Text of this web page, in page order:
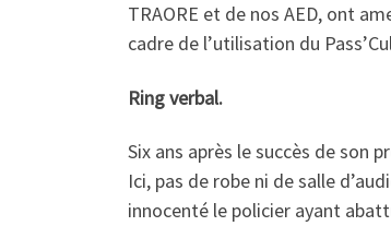
TRAORE et de nos AED, ont
cadre de l’utilisation du
Ring verbal.
Six ans après le succès de son
Ici, pas de robe ni de salle
innocenté le policier ayant